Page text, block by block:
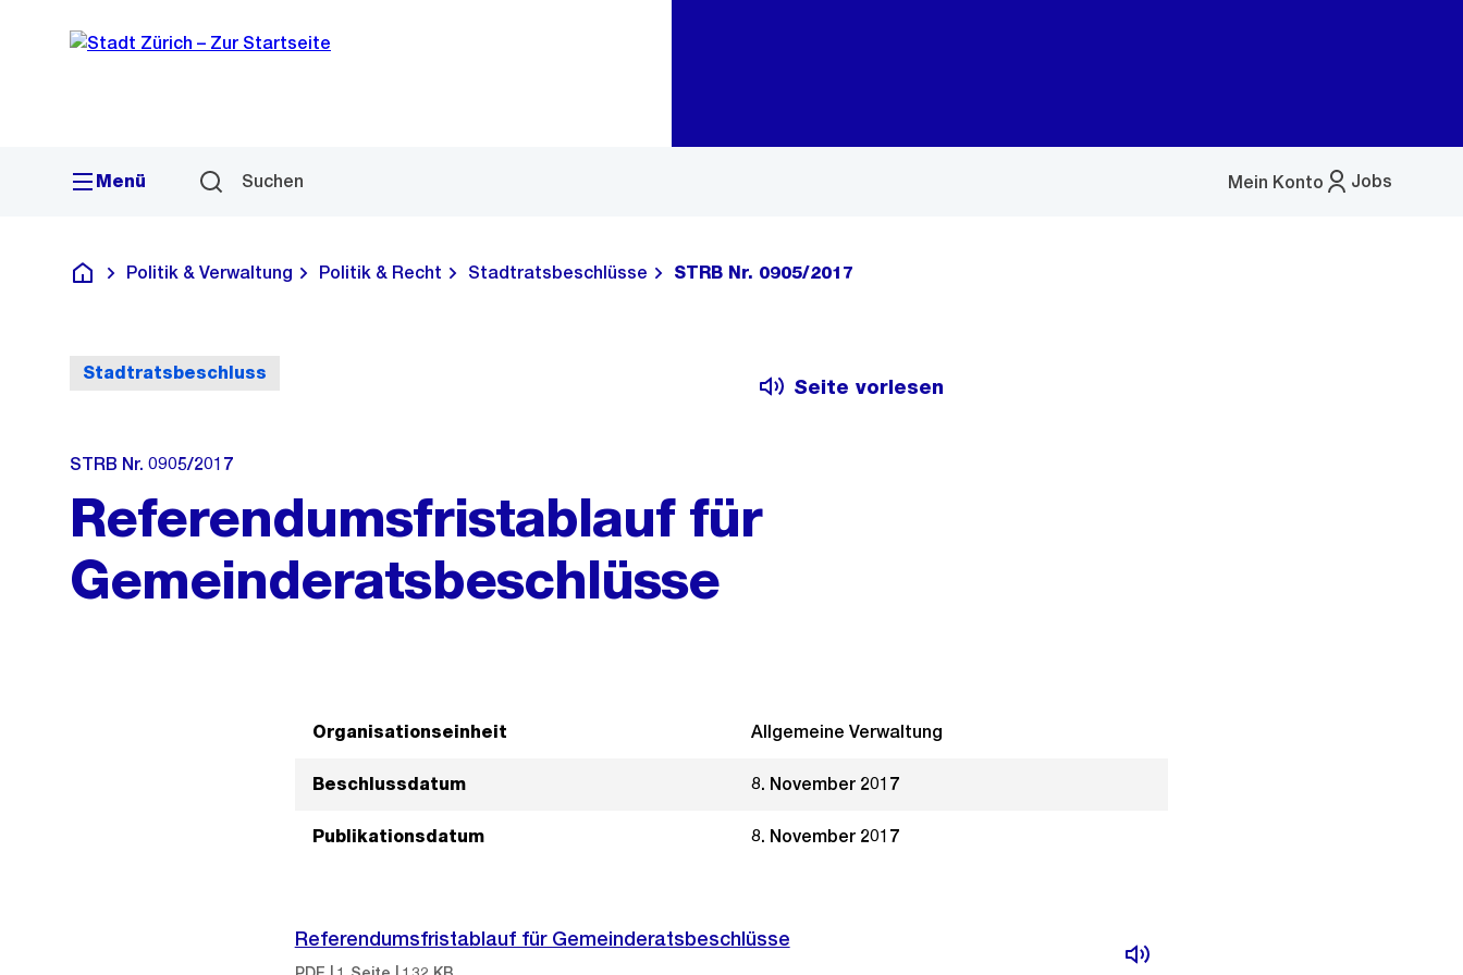
Navigation
Sprunglink
Menü Suchen Jobs
Mein Konto
Menü
Deutsch
Politik & Verwaltung Politik & Recht Stadtratsbeschlüsse STRB Nr. 0905/2017
Stadtratsbeschluss
Seite vorlesen
STRB Nr. 0905/2017
Referendumsfristablauf für
Gemeinderatsbeschlüsse
Organisationseinheit Allgemeine Verwaltung
Beschlussdatum 8. November 2017
Publikationsdatum 8. November 2017
Referendumsfristablauf für Gemeinderatsbeschlüsse